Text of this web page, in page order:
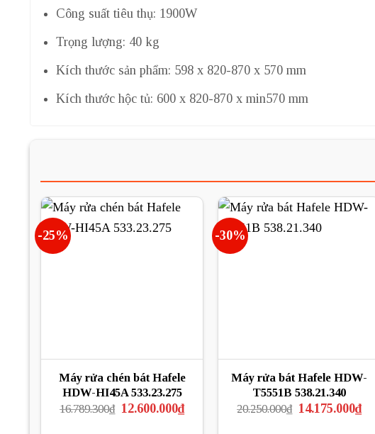
Công suất tiêu thụ: 1900W
Trọng lượng: 40 kg
Kích thước sản phẩm: 598 x 820-870 x 570 mm
Kích thước hộc tủ: 600 x 820-870 x min570 mm
-25%
Máy rửa chén bát Hafele
HDW-HI45A 533.23.275
16.789.300₫ Giá
12.600.000₫Giá
hiện
-30%
Máy rửa bát Hafele HDW-
T5551B 538.21.340
20.250.000₫ Giá
14.175.000₫Giá
hiện